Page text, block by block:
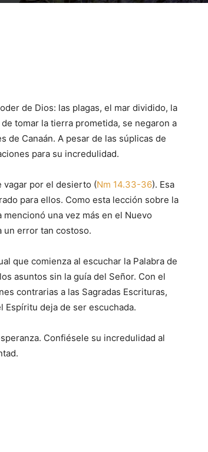
de Dios: las plagas, el mar dividido, la
tomar la tierra prometida, se negaron a
de Canaán. A pesar de las súplicas de
para su incredulidad.
vagar por el desierto (Nm 14.33-36). Esa
para ellos. Como esta lección sobre la
una vez más en el Nuevo
un error tan costoso.
que comienza al escuchar la Palabra de
asuntos sin la guía del Señor. Con el
contrarias a las Sagradas Escrituras,
Espíritu deja de ser escuchada.
Confiésele su incredulidad al